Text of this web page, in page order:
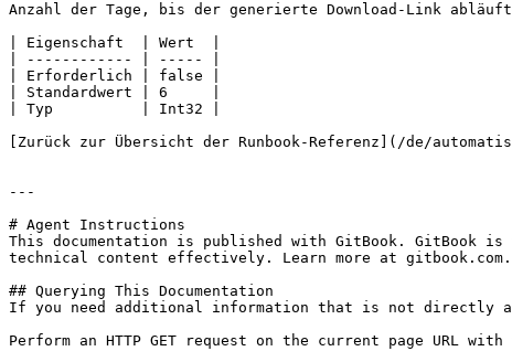
Anzahl der Tage, bis der generierte Download-Link
| Eigenschaft  | Wert  |
| ------------ | ----- |
| Erforderlich | false |
| Standardwert | 6     |
| Typ          | Int32 |
[Zurück zur Übersicht der Runbook-Referenz](/de/
---
# Agent Instructions
This documentation is published with GitBook. GitBook is
technical content effectively. Learn more at gitbook.com.
## Querying This Documentation
If you need additional information that is not directly
Perform an HTTP GET request on the current page URL